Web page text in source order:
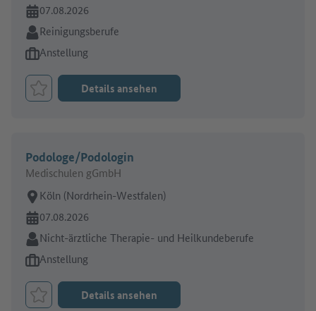
Online seit:
07.08.2026
Branche:
Reinigungsberufe
Art des Jobangebots:
Anstellung
Job merken
Details ansehen
Podologe/Podologin
Medischulen gGmbH
Arbeitsort:
Köln (Nordrhein-Westfalen)
Online seit:
07.08.2026
Branche:
Nicht-ärztliche Therapie- und Heilkundeberufe
Art des Jobangebots:
Anstellung
Job merken
Details ansehen